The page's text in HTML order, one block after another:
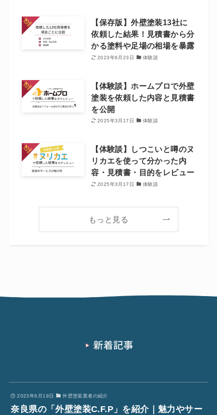
【保存版】外壁塗装13社に
依頼した結果！見積書から分
かる塗料や足場の相場を暴露
2023年6月23日 体験談
【体験談】ホームプロで外壁
塗装を依頼した内容と見積書
を公開
2025年3月17日 体験談
【体験談】しつこいと噂のヌ
リカエを使って分かった内
容・見積書・目的をレビュー
2025年3月17日 体験談
もっと見る
2023年6月19日 外壁塗装業者の紹介
奈良県の「外壁塗装C.F.P」を紹介｜魅力やサー